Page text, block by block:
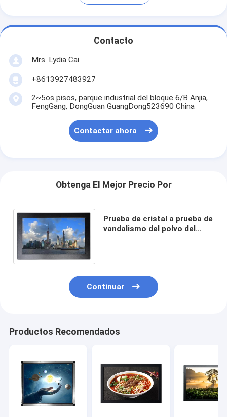
Contacto
Mrs. Lydia Cai
+8613927483927
2~5os pisos, parque industrial del bloque 6/B Anjia,
FengGang, DongGuan GuangDong523690 China
Contactar ahora
Obtenga El Mejor Precio Por
Prueba de cristal a prueba de
vandalismo del polvo del
Continuar
Productos Recomendados